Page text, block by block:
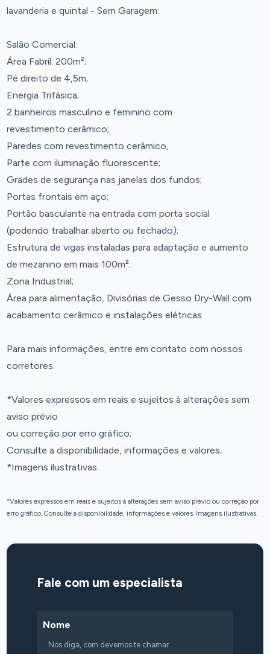
lavanderia e quintal - Sem Garagem.
Salão Comercial:
Área Fabril: 200m²;
Pé direito de 4,5m;
Energia Trifásica;
2 banheiros masculino e feminino com
revestimento cerâmico;
Paredes com revestimento cerâmico,
Parte com iluminação fluorescente;
Grades de segurança nas janelas dos fundos;
Portas frontais em aço;
Portão basculante na entrada com porta social
(podendo trabalhar aberto ou fechado);
Estrutura de vigas instaladas para adaptação e aumento
de mezanino em mais 100m²;
Zona Industrial;
Área para alimentação, Divisórias de Gesso Dry-Wall com
acabamento cerâmico e instalações elétricas.
Para mais informações, entre em contato com nossos
corretores.
*Valores expressos em reais e sujeitos à alterações sem
aviso prévio
ou correção por erro gráfico;
Consulte a disponibilidade, informações e valores;
*Imagens ilustrativas.
*Valores expressos em reais e sujeitos à alterações sem aviso prévio ou correção por
erro gráfico. Consulte a disponibilidade, informações e valores. Imagens ilustrativas.
Fale com um especialista
Nome